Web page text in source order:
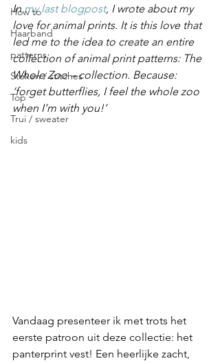
How to
Haarband
patterns
Steken / stitches
Top
Trui / sweater
kids
In my last blogpost, I wrote about my
love for animal prints. It is this love that
led me to the idea to create an entire
collection of animal print patterns: The
Whole Zoo – collection. Because:
‘forget butterflies, I feel the whole zoo
when I’m with you!’
Vandaag presenteer ik met trots het
eerste patroon uit deze collectie: het
panterprint vest! Een heerlijke zacht,